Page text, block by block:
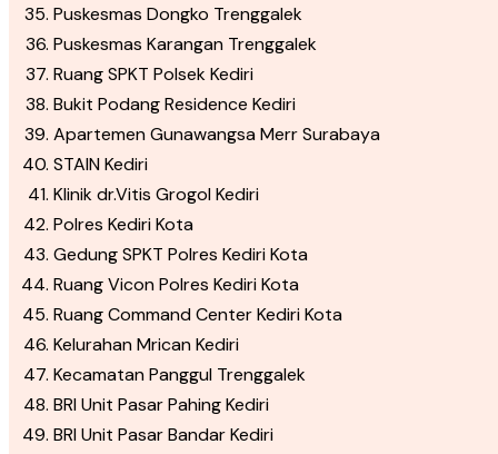
Puskesmas Dongko Trenggalek
Puskesmas Karangan Trenggalek
Ruang SPKT Polsek Kediri
Bukit Podang Residence Kediri
Apartemen Gunawangsa Merr Surabaya
STAIN Kediri
Klinik dr.Vitis Grogol Kediri
Polres Kediri Kota
Gedung SPKT Polres Kediri Kota
Ruang Vicon Polres Kediri Kota
Ruang Command Center Kediri Kota
Kelurahan Mrican Kediri
Kecamatan Panggul Trenggalek
BRI Unit Pasar Pahing Kediri
BRI Unit Pasar Bandar Kediri